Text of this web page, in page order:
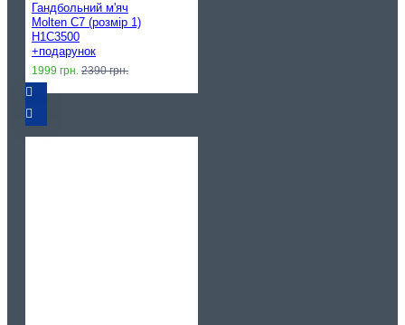
Гандбольний м'яч
Molten C7 (розмір 1)
H1C3500
+подарунок
1999 грн. 2390 грн.